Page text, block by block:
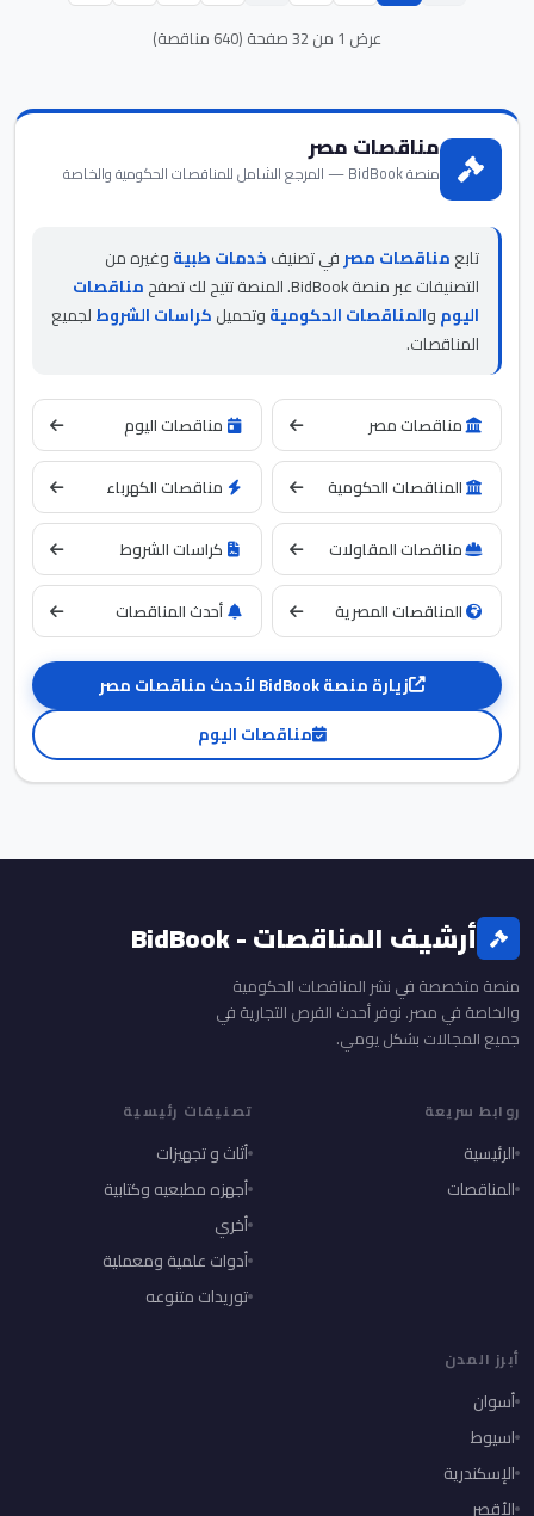
عرض 1 من 32 صفحة (640 مناقصة)
مناقصات مصر
منصة BidBook — المرجع الشامل للمناقصات الحكومية والخاصة
تابعمناقصات مصرفي تصنيفخدمات طبيةوغيره من
التصنيفات عبر منصة BidBook. المنصة تتيح لك تصفح
مناقصات
اليوموالمناقصات الحكوميةوتحميلكراسات الشروطلجميع
المناقصات.
مناقصات مصر مناقصات اليوم
المناقصات الحكومية مناقصات الكهرباء
مناقصات المقاولات كراسات الشروط
المناقصات المصرية أحدث المناقصات
زيارة منصة BidBook لأحدث مناقصات مصر
مناقصات اليوم
أرشيف المناقصات - BidBook
منصة متخصصة في نشر المناقصات الحكومية
والخاصة في مصر. نوفر أحدث الفرص التجارية في
جميع المجالات بشكل يومي.
روابط سريعة
الرئيسية
المناقصات
تصنيفات رئيسية
أثاث و تجهيزات
أجهزه مطبعيه وكتابية
أخري
أدوات علمية ومعملية
توريدات متنوعه
أبرز المدن
أسوان
اسيوط
الإسكندرية
الأقصر